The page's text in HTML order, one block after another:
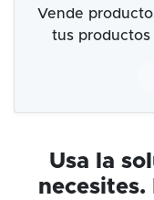
Vende
tus productos
Usa la
necesites.